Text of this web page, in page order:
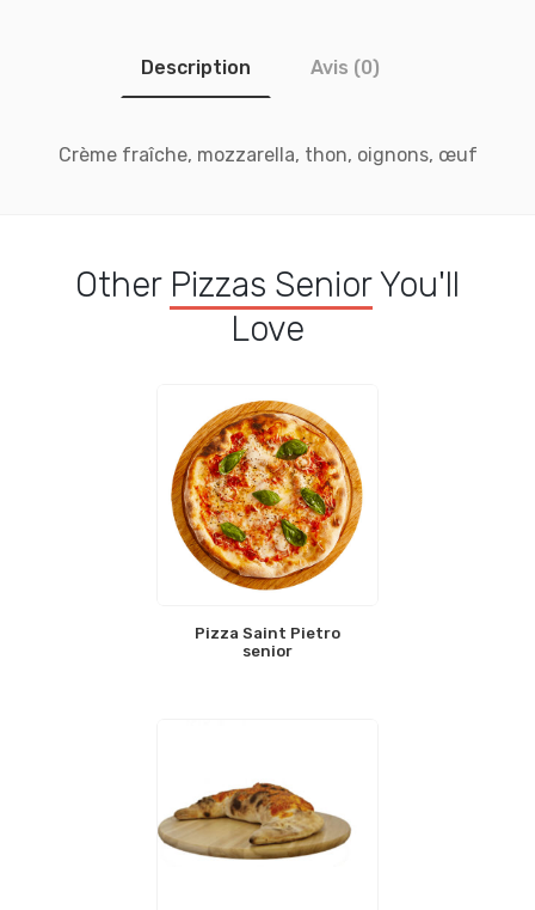
Description Avis (0)
Crème fraîche, mozzarella, thon, oignons, œuf
Other Pizzas Senior You'll
Love
Pizza Saint Pietro
senior